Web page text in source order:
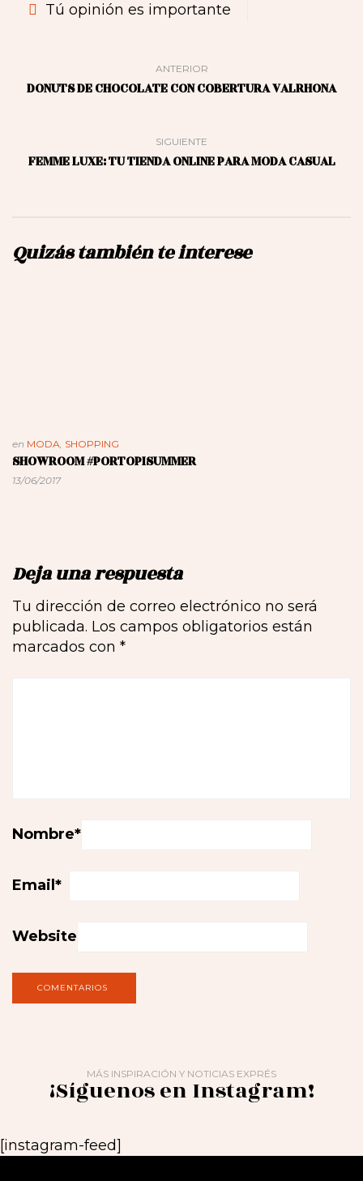
Tú opinión es importante
ANTERIOR
DONUTS DE CHOCOLATE CON COBERTURA VALRHONA
SIGUIENTE
FEMME LUXE: TU TIENDA ONLINE PARA MODA CASUAL
Quizás también te interese
en MODA, SHOPPING
SHOWROOM #PORTOPISUMMER
13/06/2017
Deja una respuesta
Tu dirección de correo electrónico no será
publicada. Los campos obligatorios están
marcados con *
Nombre*
Email *
Website
MÁS INSPIRACIÓN Y NOTICIAS EXPRÉS
¡Síguenos en Instagram!
[instagram-feed]